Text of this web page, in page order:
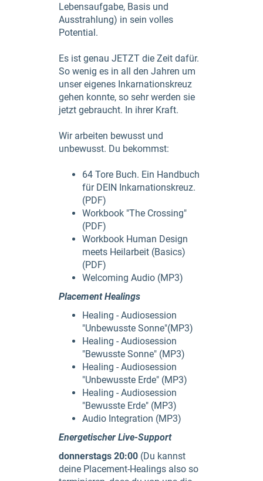
Lebensaufgabe, Basis und
Ausstrahlung) in sein volles
Potential.
Es ist genau JETZT die Zeit dafür.
So wenig es in all den Jahren um
unser eigenes Inkarnationskreuz
gehen konnte, so sehr werden sie
jetzt gebraucht. In ihrer Kraft.
Wir arbeiten bewusst und
unbewusst. Du bekommst:
64 Tore Buch. Ein Handbuch
für DEIN Inkarnationskreuz.
(PDF)
Workbook "The Crossing"
(PDF)
Workbook Human Design
meets Heilarbeit (Basics)
(PDF)
Welcoming Audio (MP3)
Placement Healings
Healing - Audiosession
"Unbewusste Sonne"(MP3)
Healing - Audiosession
"Bewusste Sonne" (MP3)
Healing - Audiosession
"Unbewusste Erde" (MP3)
Healing - Audiosession
"Bewusste Erde" (MP3)
Audio Integration (MP3)
Energetischer Live-Support
donnerstags 20:00 (Du kannst
deine Placement-Healings also so